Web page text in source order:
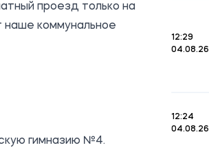
проезд только на
коммунальное
гимназию №4.
12:29
04.08.26
12:24
04.08.26